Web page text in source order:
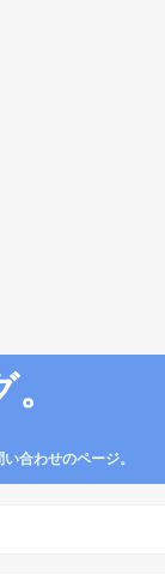
い合わせのページ。